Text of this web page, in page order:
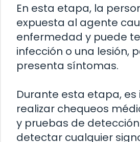
En esta etapa, la
expuesta al agente
enfermedad y puede
infección o una lesión,
presenta síntomas.
Durante esta etapa,
realizar chequeos
y pruebas de
detectar cualquier